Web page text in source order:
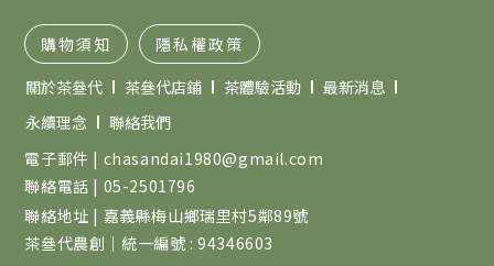
購物須知
隱私權政策
關於茶叄代
茶叄代店鋪 茶體驗活動
最新消息
永續理念
聯絡我們
電子郵件 | chasandai1980@gmail.com
聯絡電話 | 05-2501796
聯絡地址 | 嘉義縣梅山鄉瑞里村5鄰89號
茶叄代農創｜統一編號 : 94346603